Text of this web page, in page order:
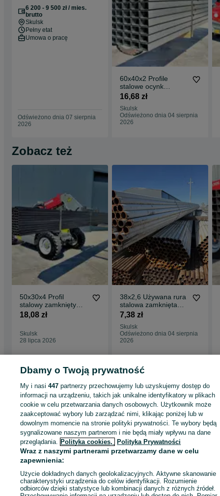
księgowych
6 200 - 9 500 zł / mies.
brutto
Skulsk
Pełny etat
Umowa o pracę
Odświeżono dnia 07 sierpnia
2026
60x40x2 Profile
stalowe ocynk
zamknięte rury łaty
ogrodzenie słupy
16,68 zł
Skulsk
Odświeżono dnia 04 sierpnia
2026
Zobacz też
50x30x4 Profil
stalowy zamknięty
rura profil brama
drzwi łaty płatwie
18,08 zł
Skulsk
28 lipca 2026
38x2,6 Używana rura
stalowa zamknięta
profil ogrodzenie
słupy słupek
7,38 zł
Skulsk
Odświeżono dnia 04 sierpnia
2026
Strona główna Budowa i Remont Pozostałe
Pozostałe - Wielkopolskie
Pozostałe - Skulsk
KATEGORIA
ID:668761454 Wyświetlenia:
Zadzwoń / SMS Wyślij wiadomość
Dbamy o Twoją prywatność
My i nasi447 partnerzy przechowujemy lub uzyskujemy dostęp do
informacji na urządzeniu, takich jak unikalne identyfikatory w plikach
cookie w celu przetwarzania danych osobowych. Użytkownik może
zaakceptować wybory lub zarządzać nimi, klikając poniżej lub w
dowolnym momencie na stronie polityki prywatności. Te wybory będą
sygnalizowane naszym partnerom i nie będą miały wpływu na dane
przeglądania. Polityka cookies, Polityka Prywatności
Wraz z naszymi partnerami przetwarzamy dane w celu
zapewnienia:
Użycie dokładnych danych geolokalizacyjnych. Aktywne skanowanie
charakterystyki urządzenia do celów identyfikacji. Rozumienie
odbiorców dzięki statystyce lub kombinacji danych z różnych źródeł.